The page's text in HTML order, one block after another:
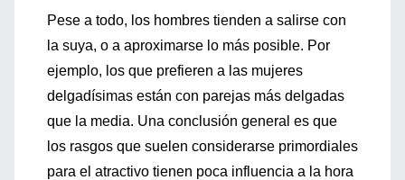
Pese a todo, los hombres tienden a salirse con
la suya, o a aproximarse lo más posible. Por
ejemplo, los que prefieren a las mujeres
delgadísimas están con parejas más delgadas
que la media. Una conclusión general es que
los rasgos que suelen considerarse primordiales
para el atractivo tienen poca influencia a la hora